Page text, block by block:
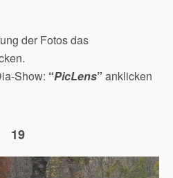
der Fotos das
Show: “PicLens” anklicken
19